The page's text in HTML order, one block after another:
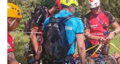
SPECIAL
POLITIC
LIFE